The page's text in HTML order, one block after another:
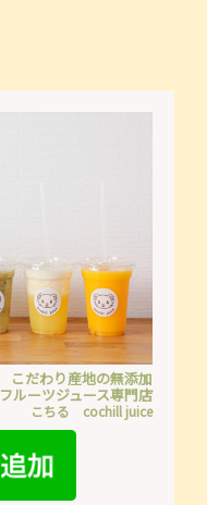
こだわり産地の無添加
フルーツジュース専門店
こちる cochill juice